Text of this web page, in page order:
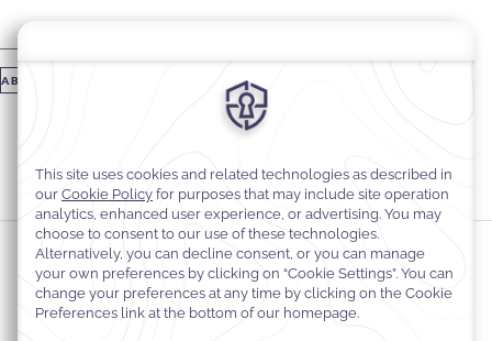
ABONNEREN
Blijf Op De Hoogte
Cookievoorkeuren
Privacyverklaring
Cookiebeleid
Toegankelijkheid van websites